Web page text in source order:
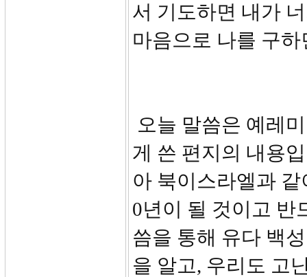
서 기도하면 내가
마음으로 나를 구
오늘 말씀은 예레
게 쓴 편지의 내용
아 북이스라엘과
0년이 될 것이고 반
씀을 통해 유다 백
을 알고, 우리도 고